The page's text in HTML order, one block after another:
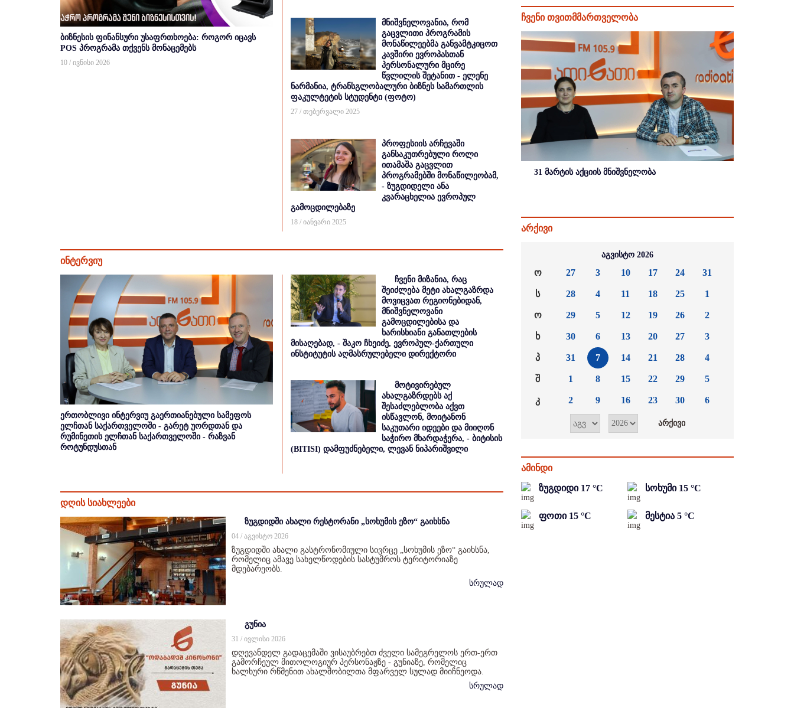
ბიზნესის ფინანსური უსაფრთხოება: როგორ იცავს
POS პროგრამა თქვენს მონაცემებს
10 / ივნისი 2026
მნიშვნელოვანია, რომ
გაცვლითი პროგრამის
მონაწილეებმა განვამტკიცოთ
კავშირი ევროპასთან
პერსონალური მცირე
წვლილის შეტანით - ელენე
ნარმანია, ტრანსგლობალური ბიზნეს სამართლის
ფაკულტეტის სტუდენტი (ფოტო)
27 / თებერვალი 2025
პროფესიის არჩევაში
განსაკუთრებული როლი
ითამაშა გაცვლით
პროგრამებში მონაწილეობამ,
- ზუგდიდელი ანა
კვარაცხელია ევროპულ
გამოცდილებაზე
18 / იანვარი 2025
ინტერვიუ
ერთობლივი ინტერვიუ გაერთიანებული სამეფოს
ელჩთან საქართველოში - გარეტ უორდთან და
რუმინეთის ელჩთან საქართველოში - რაზვან
როტუნდუსთან
ჩვენი მიზანია, რაც
შეიძლება მეტი ახალგაზრდა
მოვიცვათ რეგიონებიდან,
მნიშვნელოვანი
გამოცდილებისა და
ხარისხიანი განათლების
მისაღებად, - შაკო ჩხეიძე, ევროპულ-ქართული
ინსტიტუტის აღმასრულებელი დირექტორი
მოტივირებულ
ახალგაზრდებს აქ
შესაძლებლობა აქვთ
ისწავლონ, მოიტანონ
საკუთარი იდეები და მიიღონ
საჭირო მხარდაჭერა, - ბიტისის
(BITISI) დამფუძნებელი, ლევან ნიპარიშვილი
დღის სიახლეები
ზუგდიდში ახალი რესტორანი „სოხუმის ეზო“ გაიხსნა
04 / აგვისტო 2026
ზუგდიდში ახალი გასტრონომიული სივრცე „სოხუმის ეზო“ გაიხსნა,
რომელიც ამავე სახელწოდების სასტუმროს ტერიტორიაზე
მდებარეობს.
სრულად
გუნია
31 / ივლისი 2026
დღევანდელ გადაცემაში ვისაუბრებთ ძველი სამეგრელოს ერთ-ერთ
გამორჩეულ მითოლოგიურ პერსონაჟზე - გუნიაზე, რომელიც
ხალხური რწმენით ახალშობილთა მფარველ სულად მიიჩნეოდა.
სრულად
ჩვენი თვითმმართველობა
31 მარტის აქციის მნიშვნელობა
არქივი
აგვისტო 2026
ო
ს
ო
ხ
პ
შ
კ
27
28
29
30
31
1
2
3
4
5
6
7
8
9
10
11
12
13
14
15
16
17
18
19
20
21
22
23
24
25
26
27
28
29
30
31
1
2
3
4
5
6
ამინდი
ზუგდიდი 17 °C სოხუმი 15 °C
ფოთი 15 °C მესტია 5 °C